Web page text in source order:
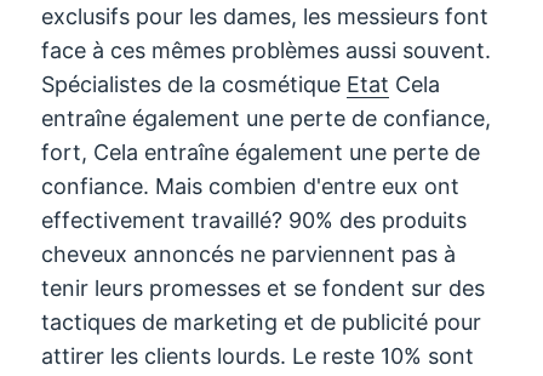
exclusifs pour les dames, les messieurs font
face à ces mêmes problèmes aussi souvent.
Spécialistes de la cosmétique Etat Cela
entraîne également une perte de confiance,
fort, Cela entraîne également une perte de
confiance. Mais combien d'entre eux ont
effectivement travaillé? 90% des produits
cheveux annoncés ne parviennent pas à
tenir leurs promesses et se fondent sur des
tactiques de marketing et de publicité pour
attirer les clients lourds. Le reste 10% sont